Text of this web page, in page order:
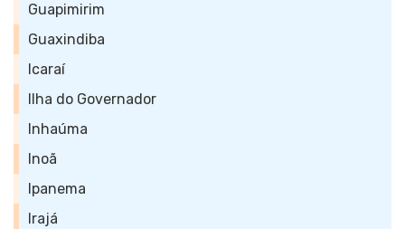
Guapimirim
Guaxindiba
Icaraí
Ilha do Governador
Inhaúma
Inoã
Ipanema
Irajá